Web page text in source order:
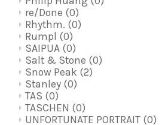
re/Done (0)
Rhythm. (0)
Rumpl (0)
SAIPUA (0)
Salt & Stone (0)
Snow Peak (2)
Stanley (0)
TAS (0)
TASCHEN (0)
UNFORTUNATE PORTRAIT (0)